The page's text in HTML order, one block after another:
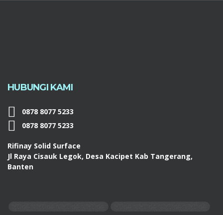
HUBUNGI KAMI
0878 8077 5233
0878 8077 5233
Rifinay Solid Surface
Jl Raya Cisauk Legok, Desa Kacipet Kab Tangerang,
Banten